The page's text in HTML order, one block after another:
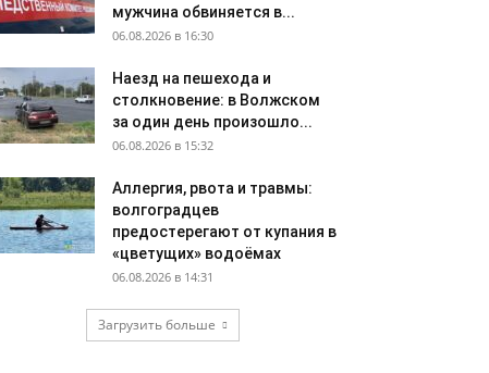
мужчина обвиняется в...
06.08.2026 в 16:30
Наезд на пешехода и
столкновение: в Волжском
за один день произошло...
06.08.2026 в 15:32
Аллергия, рвота и травмы:
волгоградцев
предостерегают от купания в
«цветущих» водоёмах
06.08.2026 в 14:31
Загрузить больше